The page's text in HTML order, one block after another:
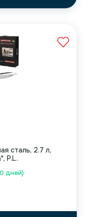
дней)
сталь, 2.7 л,
P.L.